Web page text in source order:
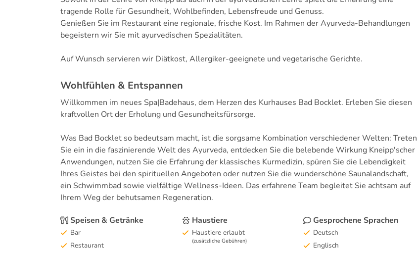
tragende Rolle für Gesundheit, Wohlbefinden, Lebensfreude und Genuss.
Genießen Sie im Restaurant eine regionale, frische Kost. Im Rahmen der Ayurveda-Behandlungen
begeistern wir Sie mit ayurvedischen Spezialitäten.
Auf Wunsch servieren wir Diätkost, Allergiker-geeignete und vegetarische Gerichte.
Wohlfühlen & Entspannen
Willkommen im neues Spa|Badehaus, dem Herzen des Kurhauses Bad Bocklet. Erleben Sie diesen
kraftvollen Ort der Erholung und Gesundheitsfürsorge.
Was Bad Bocklet so bedeutsam macht, ist die sorgsame Kombination verschiedener Welten: Treten
Sie ein in die faszinierende Welt des Ayurveda, entdecken Sie die belebende Wirkung Kneipp'scher
Anwendungen, nutzen Sie die Erfahrung der klassisches Kurmedizin, spüren Sie die Lebendigkeit
Ihres Geistes bei den spirituellen Angeboten oder nutzen Sie die wunderschöne Saunalandschaft,
ein Schwimmbad sowie vielfältige Wellness-Ideen. Das erfahrene Team begleitet Sie achtsam auf
Ihrem Weg der behutsamen Regeneration.
Speisen & Getränke
Bar
Restaurant
Haustiere
Haustiere erlaubt
(zusätzliche Gebühren)
Gesprochene Sprachen
Deutsch
Englisch